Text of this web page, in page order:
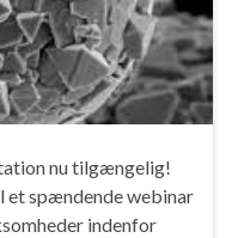
nu tilgængelig!
et spændende webinar
indenfor